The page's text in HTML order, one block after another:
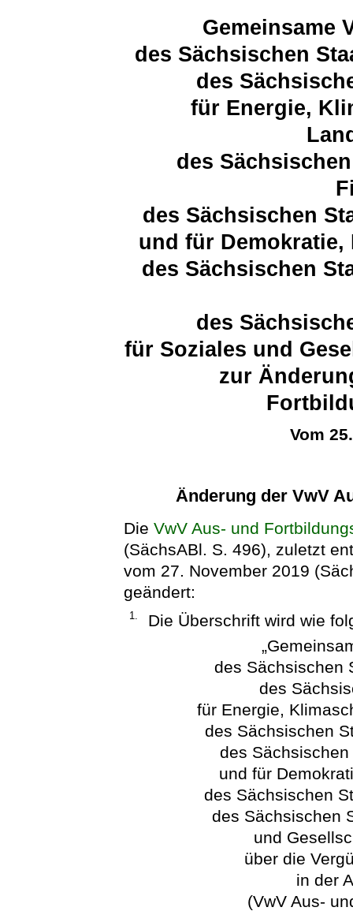
Gemeinsame
des Sächsischen
des
für Energie,
des
des Sächsischen
und für
des Sächsischen
des
für Soziales und
zur
Vom
Änderung der VwV
DieVwV Aus- und
(SächsABl. S. 496), zuletzt
vom 27. November 2019
geändert:
1.
Die Überschrift wird wie
des Sächsischen
des
für Energie,
des Sächsischen
des
und für
des Sächsischen
des Sächsischen
und
über die
in der
(VwV Aus-